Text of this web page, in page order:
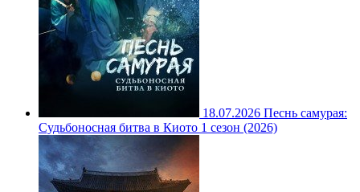
18.07.2026 Песнь самурая:
Судьбоносная битва в Киото 1 сезон (2026)